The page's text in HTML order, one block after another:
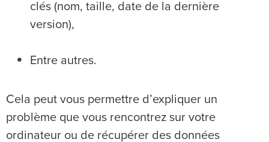
clés (nom, taille, date de la dernière
version),
Entre autres.
Cela peut vous permettre d’expliquer un
problème que vous rencontrez sur votre
ordinateur ou de récupérer des données